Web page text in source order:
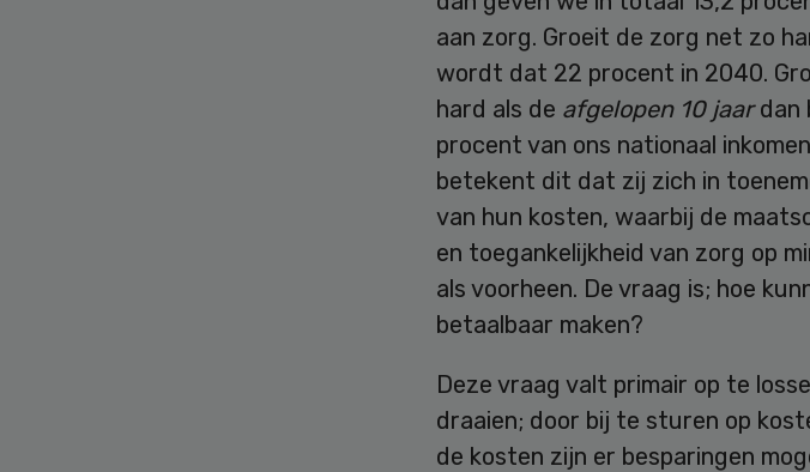
aan zorg. Groeit de zorg net zo
wordt dat 22 procent in 2040.
hard als de afgelopen 10 jaardan
procent van ons nationaal
betekent dit dat zij zich in
van hun kosten, waarbij de
en toegankelijkheid van zorg op
als voorheen. De vraag is; hoe
betaalbaar maken?
Deze vraag valt primair op te
draaien; door bij te sturen op
de kosten zijn er besparingen